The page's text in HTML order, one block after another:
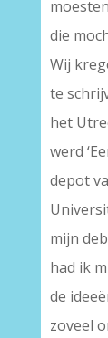
die
Wij
te
het
werd
depot
mijn
had ik
de
zoveel